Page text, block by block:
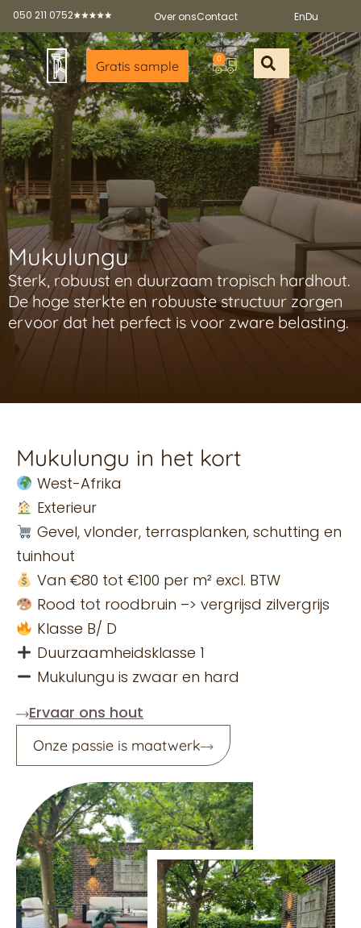
050 211 0752 Over onsContact EnDu
Gratis sample 0
Mukulungu
Sterk, robuust en duurzaam tropisch hardhout.
De hoge sterkte en robuuste structuur zorgen
ervoor dat het perfect is voor zware belasting.
Mukulungu in het kort
West-Afrika
Exterieur
Gevel, vlonder, terrasplanken, schutting en
tuinhout
Van €80 tot €100 per m² excl. BTW
Rood tot roodbruin –> vergrijsd zilvergrijs
Klasse B/ D
Duurzaamheidsklasse 1
Mukulungu is zwaar en hard
Ervaar ons hout
Onze passie is maatwerk